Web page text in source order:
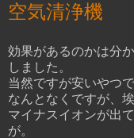
空気清浄機
効果があるのかは分
しました。
当然ですが安いやつで
なんとなくですが、
マイナスイオンが出
が。